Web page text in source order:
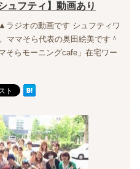
ュフティ】動画あり
ジオの動画です シュフティワ
ママそら代表の奥田絵美です＾
そらモーニングcafe」在宅ワー